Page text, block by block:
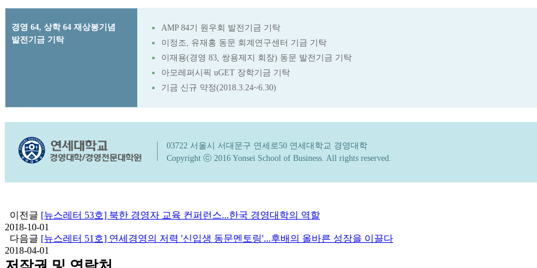
경영 64, 상학 64 재상봉기념
발전기금 기탁
AMP 84기 원우회 발전기금 기탁
이정조, 유재홍 동문 회계연구센터 기금 기탁
이재용(경영 83, 쌍용제지 회장) 동문 발전기금 기탁
아모레퍼시픽 uGET 장학기금 기탁
기금 신규 약정(2018.3.24~6.30)
03722 서울시 서대문구 연세로50 연세대학교 경영대학
Copyright ⓒ 2016 Yonsei School of Business. All rights reserved.
이전글 [뉴스레터 53호] 북한 경영자 교육 컨퍼런스...한국 경영대학의 역할
2018-10-01
다음글 [뉴스레터 51호] 연세경영의 저력 '신입생 동문멘토링'...후배의 올바른 성장을 이끌다
2018-04-01